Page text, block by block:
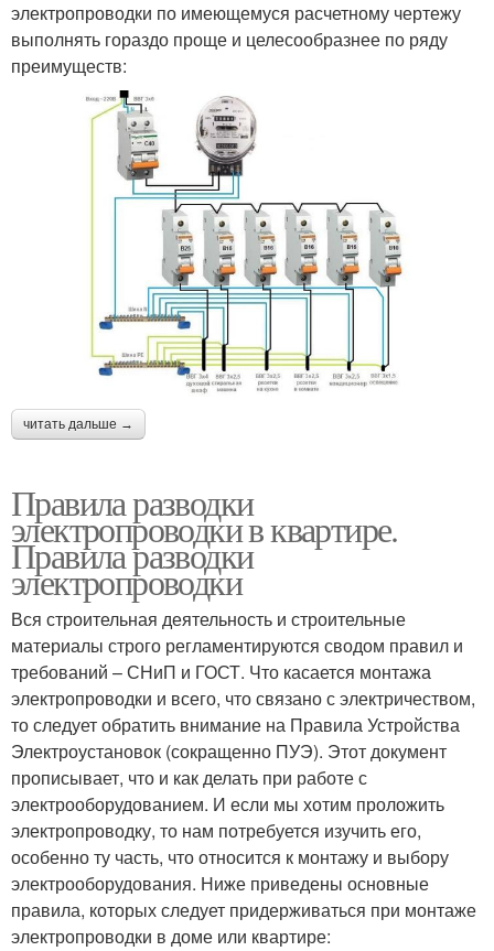
электропроводки по имеющемуся расчетному чертежу
выполнять гораздо проще и целесообразнее по ряду
преимуществ:
читать дальше →
Правила разводки
электропроводки в квартире.
Правила разводки
электропроводки
Вся строительная деятельность и строительные
материалы строго регламентируются сводом правил и
требований – СНиП и ГОСТ. Что касается монтажа
электропроводки и всего, что связано с электричеством,
то следует обратить внимание на Правила Устройства
Электроустановок (сокращенно ПУЭ). Этот документ
прописывает, что и как делать при работе с
электрооборудованием. И если мы хотим проложить
электропроводку, то нам потребуется изучить его,
особенно ту часть, что относится к монтажу и выбору
электрооборудования. Ниже приведены основные
правила, которых следует придерживаться при монтаже
электропроводки в доме или квартире: